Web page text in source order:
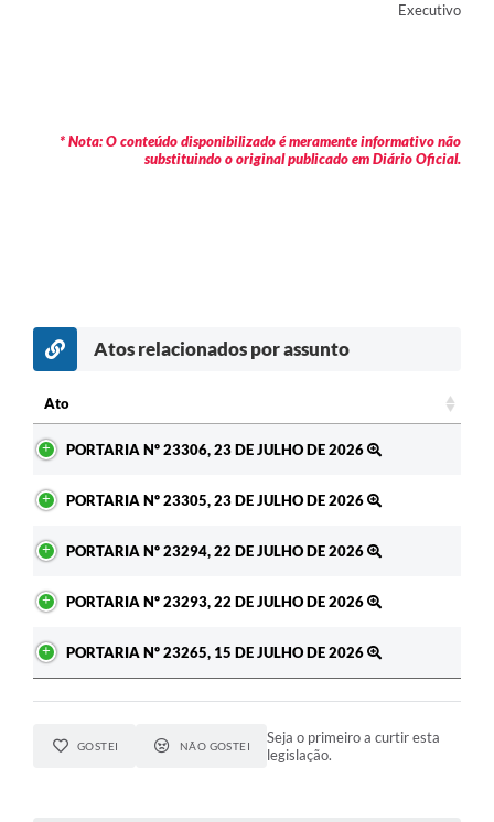
Executivo
* Nota: O conteúdo disponibilizado é meramente informativo não
substituindo o original publicado em Diário Oficial.
Atos relacionados por assunto
Ato
PORTARIA Nº 23306, 23 DE JULHO DE 2026
PORTARIA Nº 23305, 23 DE JULHO DE 2026
PORTARIA Nº 23294, 22 DE JULHO DE 2026
PORTARIA Nº 23293, 22 DE JULHO DE 2026
PORTARIA Nº 23265, 15 DE JULHO DE 2026
GOSTEI NÃO GOSTEI
Seja o primeiro a curtir esta
legislação.